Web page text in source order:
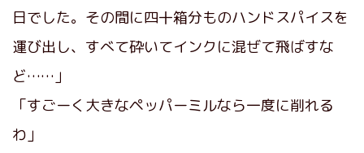
日でした。その間に四十箱分ものハンドスパイスを
運び出し、すべて砕いてインクに混ぜて飛ばすな
ど……」
「すごーく大きなペッパーミルなら一度に削れる
わ」